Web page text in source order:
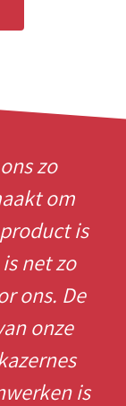
zo
om
is
net zo
ons. De
onze
is